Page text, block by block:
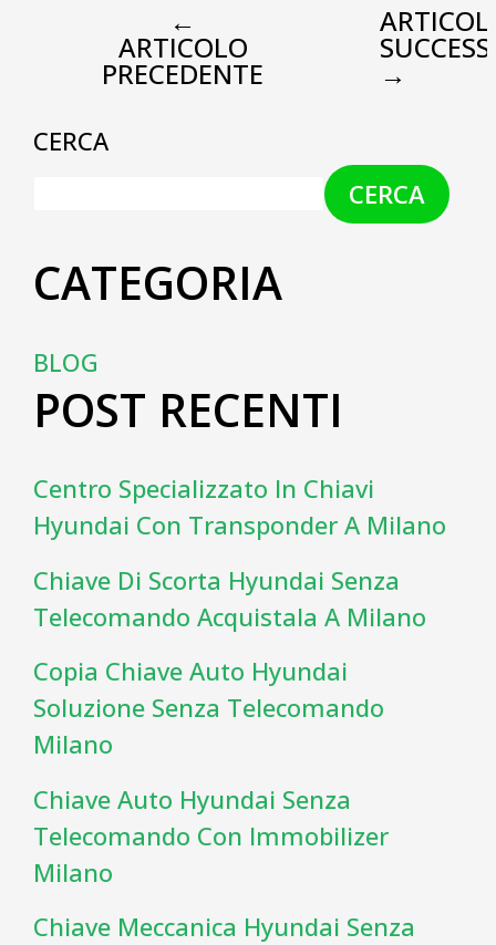
←
ARTICOLO
PRECEDENTE →
CERCA
CERCA
CATEGORIA
BLOG
POST RECENTI
Centro Specializzato In Chiavi
Hyundai Con Transponder A Milano
Chiave Di Scorta Hyundai Senza
Telecomando Acquistala A Milano
Copia Chiave Auto Hyundai
Soluzione Senza Telecomando
Milano
Chiave Auto Hyundai Senza
Telecomando Con Immobilizer
Milano
Chiave Meccanica Hyundai Senza